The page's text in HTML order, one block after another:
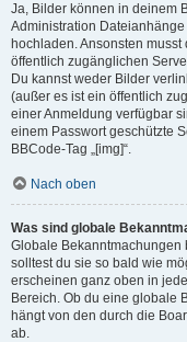
Ja, Bilder können in deinem
Administration
hochladen. Ansonsten
öffentlich zugänglichen
Du kannst weder Bilder
(außer es ist ein öffentlich
einer Anmeldung verfügbar
einem Passwort geschützte
BBCode-Tag „[img]“.
Nach oben
Was sind globale
Globale
solltest du sie so bald wie
erscheinen ganz oben in
Bereich. Ob du eine globale
hängt von den durch die
ab.